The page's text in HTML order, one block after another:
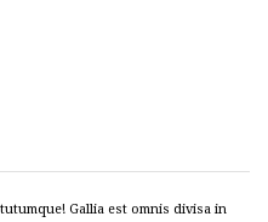
Gallia est omnis divisa in